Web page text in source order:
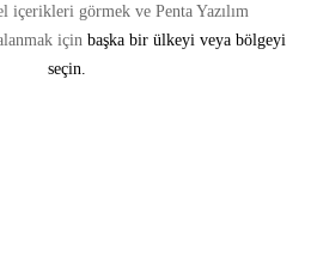
içerikleri görmek ve Penta Yazılım
için başka bir ülkeyi veya bölgeyi
seçin.